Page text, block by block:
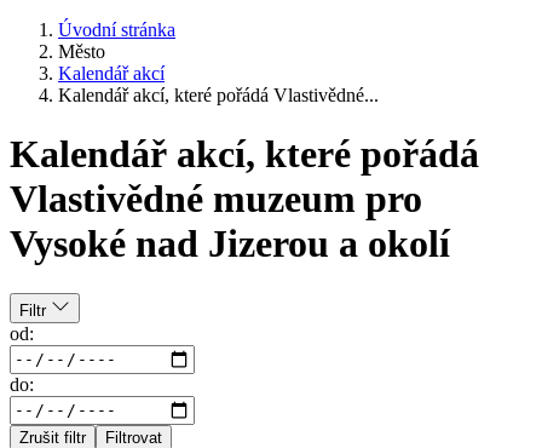
Úvodní stránka
Město
Kalendář akcí
Kalendář akcí, které pořádá Vlastivědné...
Kalendář akcí, které pořádá
Vlastivědné muzeum pro
Vysoké nad Jizerou a okolí
Filtr
od:
do:
Zrušit filtr Filtrovat